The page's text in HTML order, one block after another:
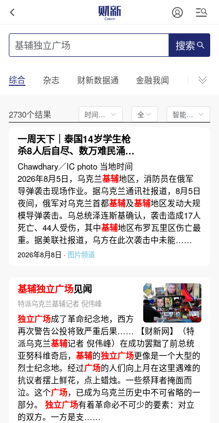
搜索
综合 杂志 财新数据通 金融我闻 财新
2730个结果 时间不限 全文 智能排序
一周天下｜泰国14岁学生枪
杀8人后自尽、数万难民涌入
西班牙飞地休达
Chawdhary／IC photo 当地时间
2026年8月5日，乌克兰基辅地区，消防员在俄军
导弹袭击现场作业。据乌克兰通讯社报道，8月5日
夜间，俄军对乌克兰首都基辅及基辅地区发动大规
模导弹袭击。乌总统泽连斯基确认，袭击造成17人
死亡、44人受伤，其中基辅地区布罗瓦里区伤亡最
重。据美联社报道，乌方在此次袭击中未能……
2026年8月8日 · 图片频道
基辅独立广场见闻
特派乌克兰基辅记者 倪伟峰
独立广场成了革命纪念地，西方
再次警告公投将致严重后果…… 【财新网】（特
派乌克兰基辅记者 倪伟峰）在成功罢黜了前总统
亚努科维奇后， 基辅的独立广场更像是一个大型的
烈士纪念地。经过广场的人们向上月在这里遇难的
抗议者摆上鲜花，点上蜡烛。一些祭拜者掩面而
泣。这个广场，已成为乌克兰历史中不可省略的一
部分。 独立广场有着革命必不可少的要素：对立
的双方。一方是支……